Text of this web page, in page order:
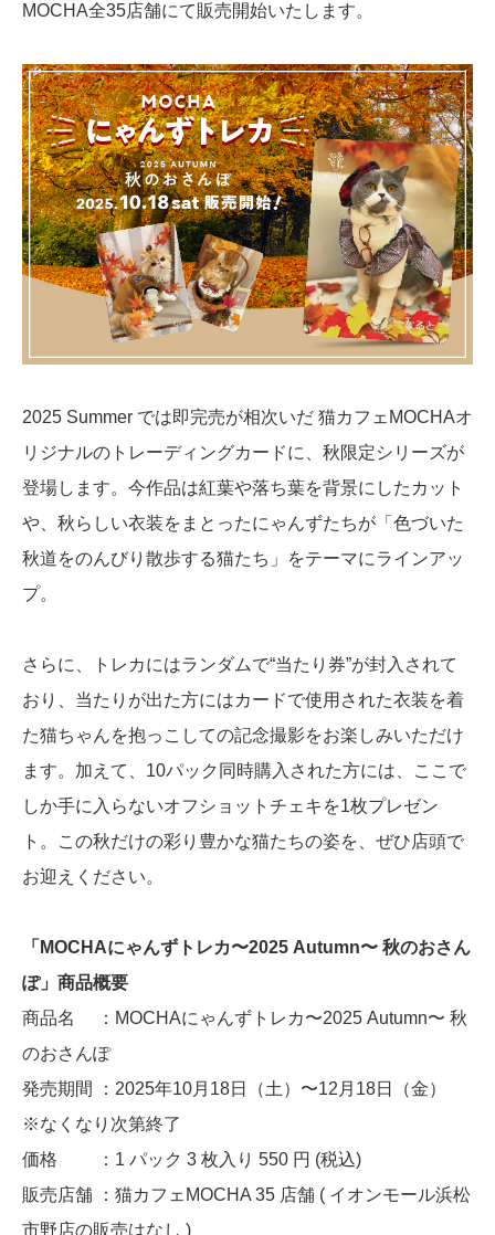
MOCHA全35店舗にて販売開始いたします。
2025 Summer では即完売が相次いだ 猫カフェMOCHAオ
リジナルのトレーディングカードに、秋限定シリーズが
登場します。今作品は紅葉や落ち葉を背景にしたカット
や、秋らしい衣装をまとったにゃんずたちが「色づいた
秋道をのんびり散歩する猫たち」をテーマにラインアッ
プ。
さらに、トレカにはランダムで“当たり券”が封入されて
おり、当たりが出た方にはカードで使用された衣装を着
た猫ちゃんを抱っこしての記念撮影をお楽しみいただけ
ます。加えて、10パック同時購入された方には、ここで
しか手に入らないオフショットチェキを1枚プレゼン
ト。この秋だけの彩り豊かな猫たちの姿を、ぜひ店頭で
お迎えください。
「MOCHAにゃんずトレカ〜2025 Autumn〜 秋のおさん
ぽ」商品概要
商品名 ：MOCHAにゃんずトレカ〜2025 Autumn〜 秋
のおさんぽ
発売期間 ：2025年10月18日（土）〜12月18日（金）
※なくなり次第終了
価格 ：1 パック 3 枚⼊り 550 円 (税込)
販売店舗 ：猫カフェMOCHA 35 店舗 ( イオンモール浜松
市野店の販売はなし )